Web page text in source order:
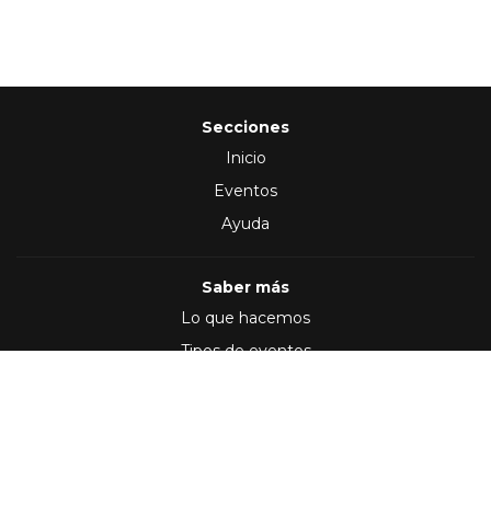
Secciones
Inicio
Eventos
Ayuda
Saber más
Lo que hacemos
Tipos de eventos